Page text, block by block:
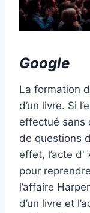
Google
La formation
d’un livre. Si
effectué sans
de questions
effet, l’acte d'
pour
l’affaire
d’un livre et